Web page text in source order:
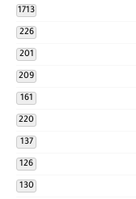
1713
226
201
209
161
220
137
126
130